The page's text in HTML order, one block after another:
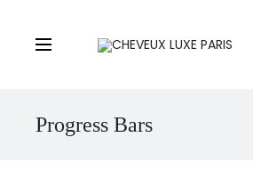
Progress Bars